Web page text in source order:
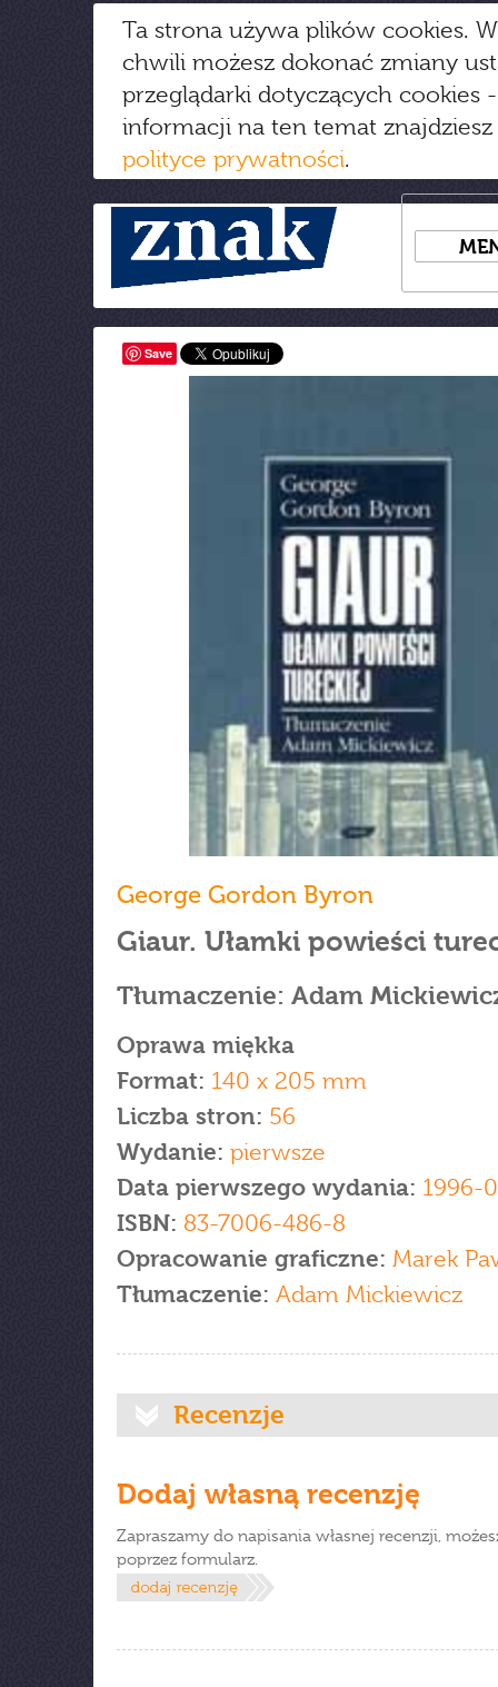
Ta strona używa plików cookies.
chwili możesz dokonać zmiany
przeglądarki dotyczących cookies
informacji na ten temat
polityce prywatności.
Save
George Gordon Byron
Giaur. Ułamki powieści
Tłumaczenie: Adam
Oprawa miękka
Format: 140 x 205 mm
Liczba stron: 56
Wydanie: pierwsze
Data pierwszego wydania: 1996-
ISBN: 83-7006-486-8
Opracowanie graficzne: Marek
Tłumaczenie: Adam Mickiewicz
Recenzje
Dodaj własną recenzję
Zapraszamy do napisania własnej recenzji,
poprzez formularz.